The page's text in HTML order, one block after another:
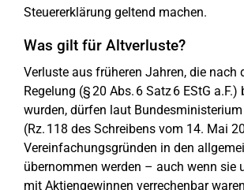
Steuererklärung geltend machen.
Was gilt für Altverluste?
Verluste aus früheren Jahren, die nach
Regelung (§ 20 Abs. 6 Satz 6 EStG a.F.)
wurden, dürfen laut
(Rz. 118 des Schreibens vom 14. Mai
Vereinfachungsgründen in den
übernommen werden – auch wenn sie
mit Aktiengewinnen verrechenbar